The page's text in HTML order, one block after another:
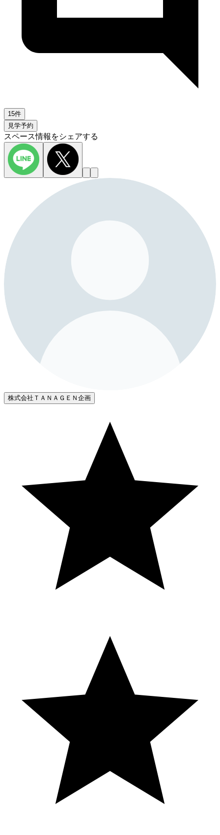
15件
見学予約
スペース情報をシェアする
株式会社ＴＡＮＡＧＥＮ企画